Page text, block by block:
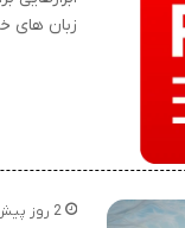
زبان های
2 روز پیش